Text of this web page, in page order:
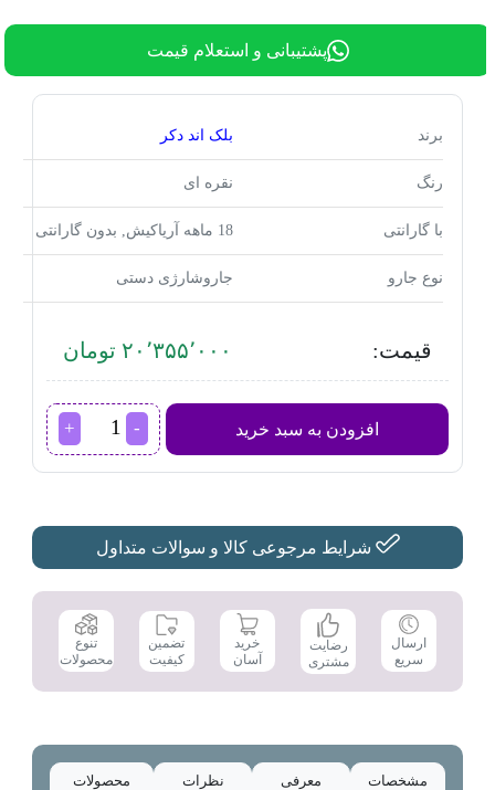
پشتیبانی و استعلام قیمت
برند بلک اند دکر
رنگ نقره ای
با گارانتی 18 ماهه آریاکیش, بدون گارانتی
نوع جارو جاروشارژی دستی
قیمت: ۲۰٬۳۵۵٬۰۰۰ تومان
افزودن به سبد خرید
جارو
شارژی
مدل
SVA420B
عدد
شرایط مرجوعی کالا و سوالات متداول
ارسال
سریع
رضایت
مشتری
خرید
آسان
تضمین
کیفیت
تنوع
محصولات
مشخصات
معرفی
نظرات
محصولات